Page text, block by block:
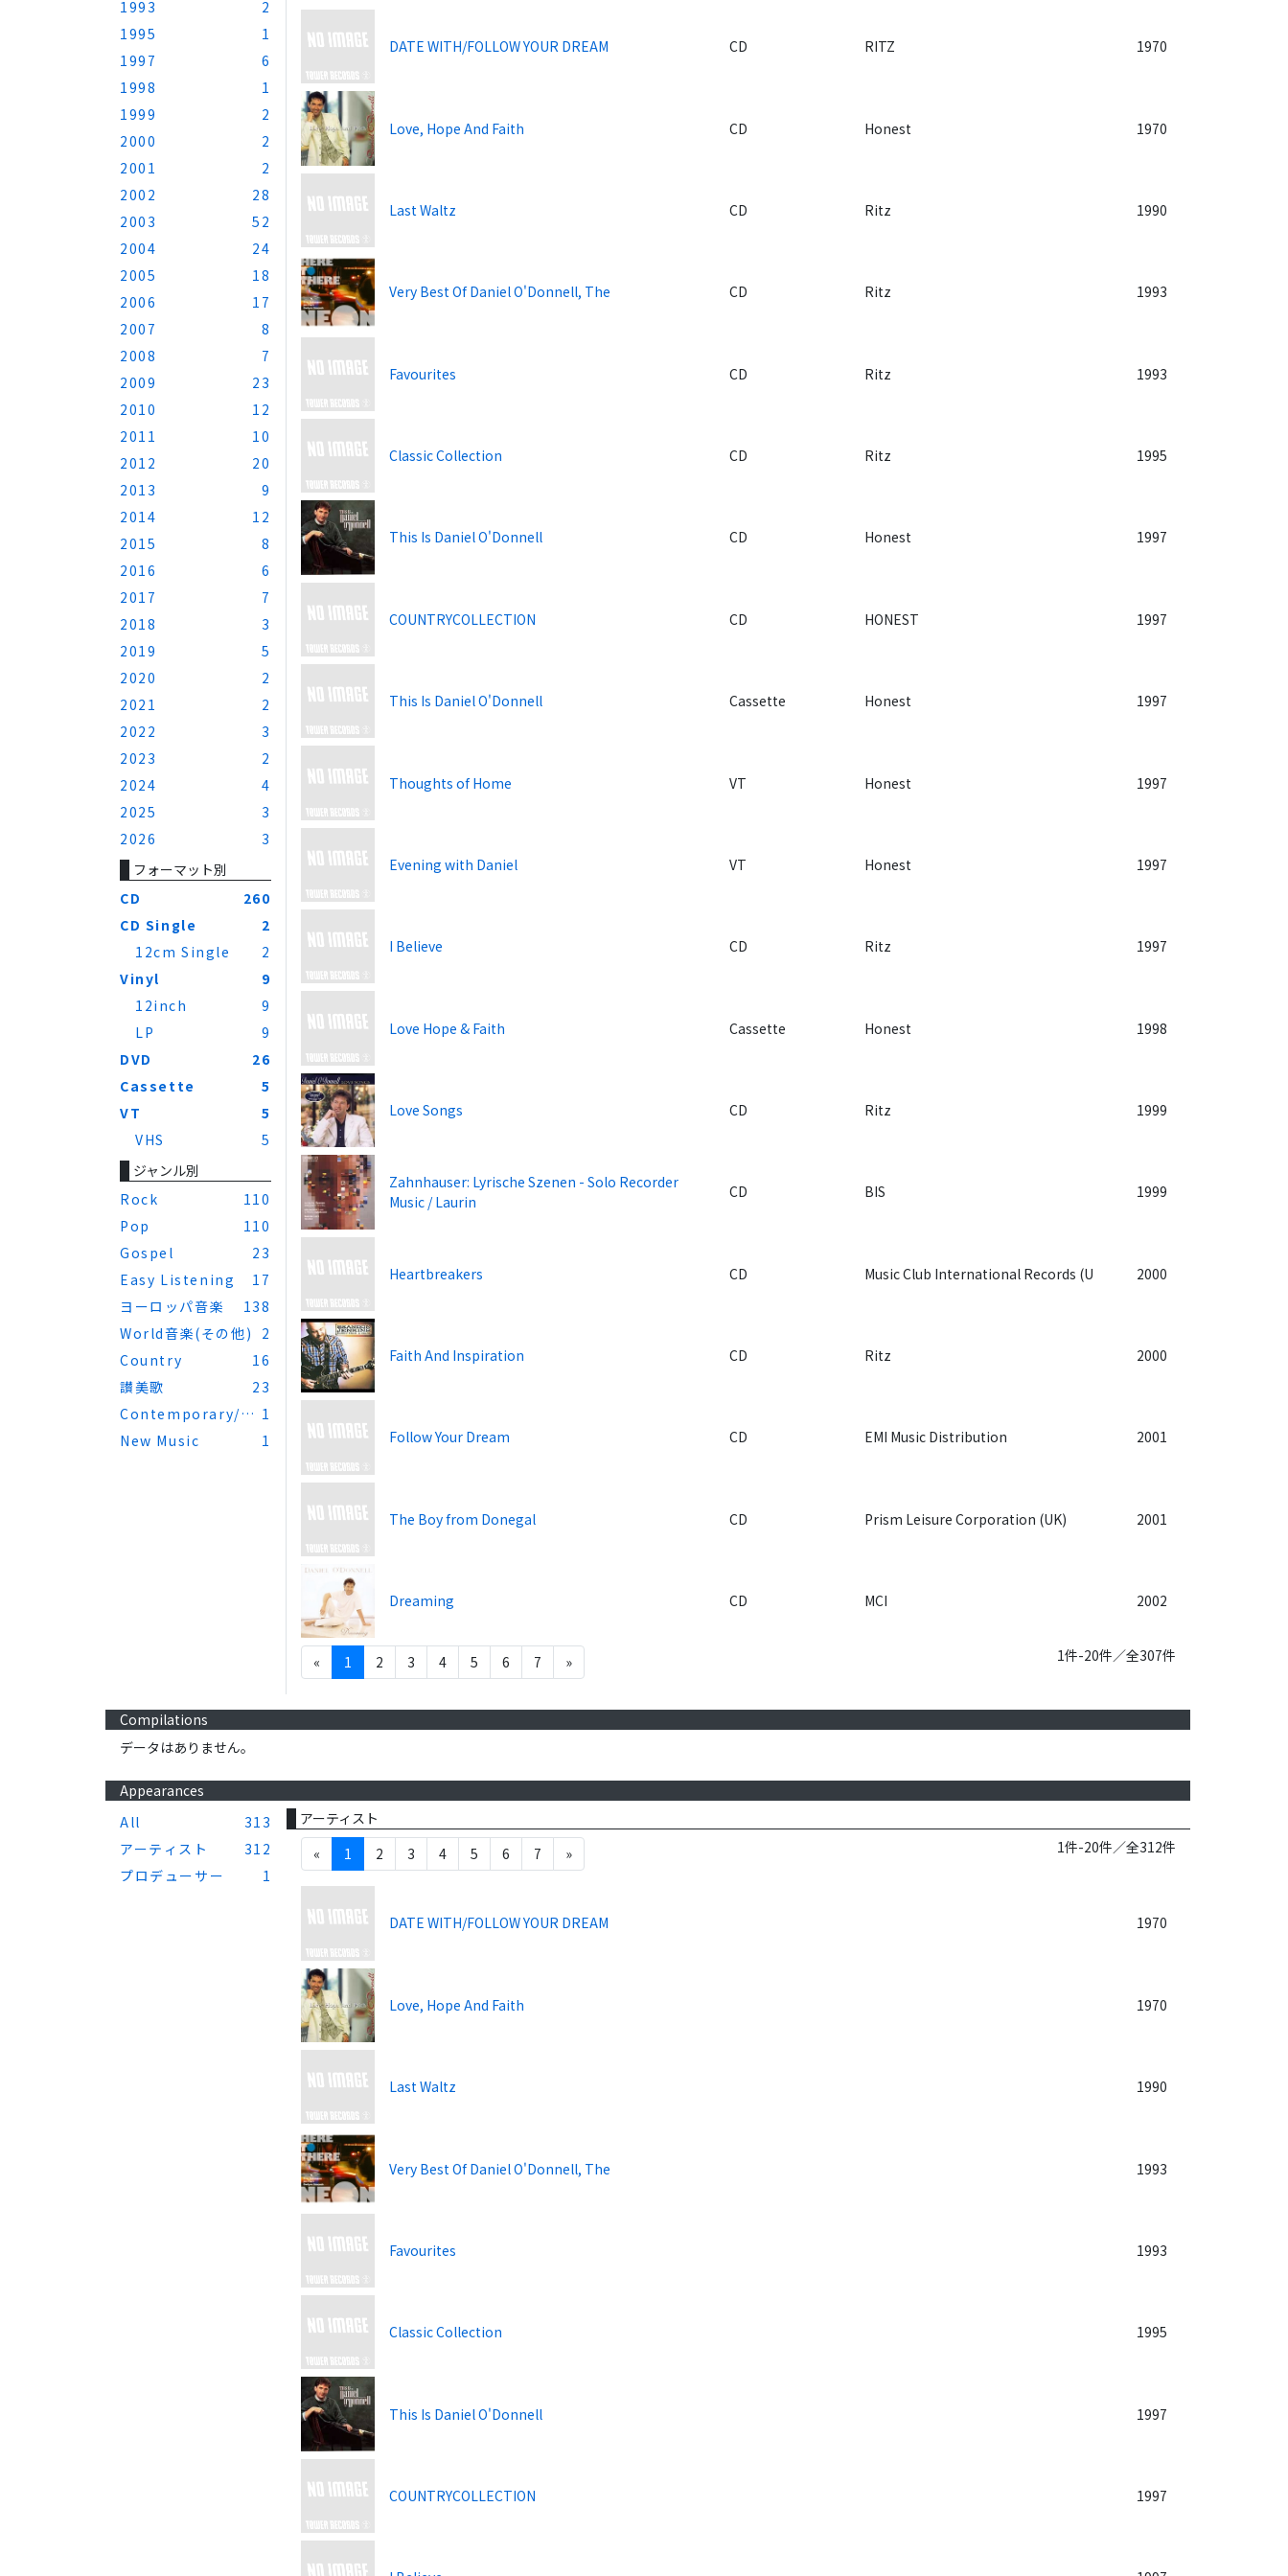
1993
2
1995
1
1997
6
1998
1
1999
2
2000
2
2001
2
2002
28
2003
52
2004
24
2005
18
2006
17
2007
8
2008
7
2009
23
2010
12
2011
10
2012
20
2013
9
2014
12
2015
8
2016
6
2017
7
2018
3
2019
5
2020
2
2021
2
2022
3
2023
2
2024
4
2025
3
2026
3
フォーマット別
CD
260
CD Single
2
12cm Single
2
Vinyl
9
12inch
9
LP
9
DVD
26
Cassette
5
VT
5
VHS
5
ジャンル別
Rock
110
Pop
110
Gospel
23
Easy Listening
17
ヨーロッパ音楽
138
World音楽(その他)
2
Country
16
讃美歌
23
Contemporary/Ne
w Music
1
New Music
1
DATE WITH/FOLLOW YOUR DREAM CD RITZ 1970
Love, Hope And Faith CD Honest 1970
Last Waltz CD Ritz 1990
Very Best Of Daniel O'Donnell, The CD Ritz 1993
Favourites CD Ritz 1993
Classic Collection CD Ritz 1995
This Is Daniel O'Donnell CD Honest 1997
COUNTRYCOLLECTION CD HONEST 1997
This Is Daniel O'Donnell Cassette Honest 1997
Thoughts of Home VT Honest 1997
Evening with Daniel VT Honest 1997
I Believe CD Ritz 1997
Love Hope & Faith Cassette Honest 1998
Love Songs CD Ritz 1999
Zahnhauser: Lyrische Szenen - Solo Recorder
Music / Laurin
CD BIS 1999
Heartbreakers CD Music Club International Records (U 2000
Faith And Inspiration CD Ritz 2000
Follow Your Dream CD EMI Music Distribution 2001
The Boy from Donegal CD Prism Leisure Corporation (UK) 2001
Dreaming CD MCI 2002
« 1 2 3 4 5 6 7 » 1件-20件／全307件
Compilations
データはありません。
Appearances
All
313
アーティスト
312
プロデューサー
1
アーティスト
«
1 2 3 4 5 6 7 » 1件-20件／全312件
DATE WITH/FOLLOW YOUR DREAM 1970
Love, Hope And Faith 1970
Last Waltz 1990
Very Best Of Daniel O'Donnell, The 1993
Favourites 1993
Classic Collection 1995
This Is Daniel O'Donnell 1997
COUNTRYCOLLECTION 1997